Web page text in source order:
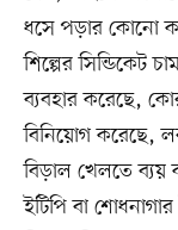
ধসে পড়ার কোনো
শিল্পের সিন্ডিকেট
ব্যবহার করেছে,
বিনিয়োগ করেছে,
বিড়াল খেলতে ব্যয়
ইটিপি বা